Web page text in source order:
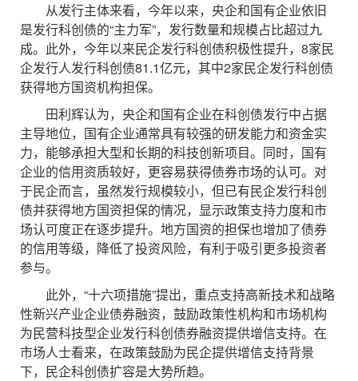
从发行主体来看，今年以来，央企和国有企业依旧
是发行科创债的“主力军”，发行数量和规模占比超过九
成。此外，今年以来民企发行科创债积极性提升，8家民
企发行人发行科创债81.1亿元，其中2家民企发行科创债
获得地方国资机构担保。
田利辉认为，央企和国有企业在科创债发行中占据
主导地位，国有企业通常具有较强的研发能力和资金实
力，能够承担大型和长期的科技创新项目。同时，国有
企业的信用资质较好，更容易获得债券市场的认可。对
于民企而言，虽然发行规模较小，但已有民企发行科创
债并获得地方国资担保的情况，显示政策支持力度和市
场认可度正在逐步提升。地方国资的担保也增加了债券
的信用等级，降低了投资风险，有利于吸引更多投资者
参与。
此外，“十六项措施”提出，重点支持高新技术和战略
性新兴产业企业债券融资，鼓励政策性机构和市场机构
为民营科技型企业发行科创债券融资提供增信支持。在
市场人士看来，在政策鼓励为民企提供增信支持背景
下，民企科创债扩容是大势所趋。